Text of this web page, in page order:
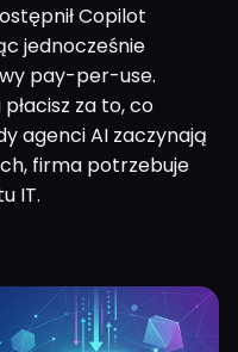
Copilot
jednocześnie
pay-per-use.
za to, co
agenci AI zaczynają
firma potrzebuje
IT.